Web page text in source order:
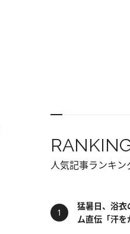
人気記事ランキン
猛暑日、浴
ム直伝「汗